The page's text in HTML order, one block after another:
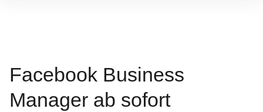
Facebook Business
Manager ab sofort